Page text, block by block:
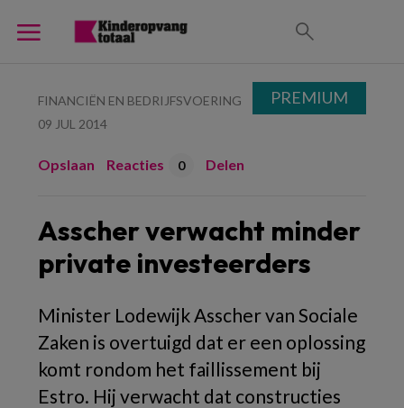
FINANCIËN EN BEDRIJFSVOERING
09 JUL 2014
Opslaan Reacties 0 Delen
Asscher verwacht minder
private investeerders
Minister Lodewijk Asscher van Sociale
Zaken is overtuigd dat er een oplossing
komt rondom het faillissement bij
Estro. Hij verwacht dat constructies
PREMIUM